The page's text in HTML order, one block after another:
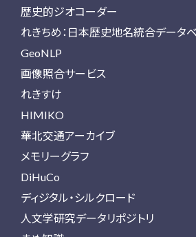
歴史的ジオコーダー
れきちめ：日本歴史地名統合データ
GeoNLP
画像照合サービス
れきすけ
HIMIKO
華北交通アーカイブ
メモリーグラフ
DiHuCo
ディジタル・シルクロード
人文学研究データリポジトリ